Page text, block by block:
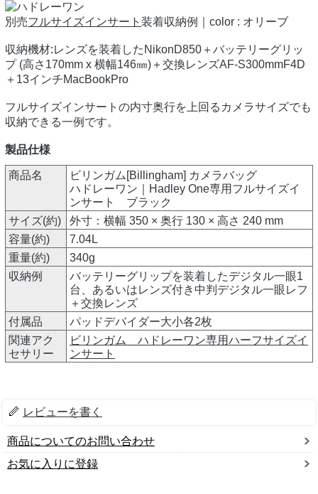
別売フルサイズインサート 装着収納例｜color : オリーブ
収納機材:レンズを装着したNikonD850＋バッテリーグリッ
プ (高さ170mm x 横幅146㎜)＋交換レンズAF-S300mmF4D
＋13インチMacBookPro
フルサイズインサートの内寸奥行を上回るカメラサイズでも
収納できる一例です。
製品仕様
商品名
ビリンガム[Billingham] カメラバッグ
ハドレーワン｜Hadley One専用フルサイズイ
ンサート ブラック
サイズ(約)
外寸：横幅 350 × 奥行 130 × 高さ 240 mm
容量(約)
7.04L
重量(約)
340g
収納例
バッテリーグリップを装着したデジタル一眼1
台、あるいはレンズ付き中判デジタル一眼レフ
＋交換レンズ
付属品
パッドデバイダー大小各2枚
関連アク
セサリー
ビリンガム ハドレーワン専用ハーフサイズイ
ンサート
レビューを書く
商品についてのお問い合わせ
お気に入りに登録